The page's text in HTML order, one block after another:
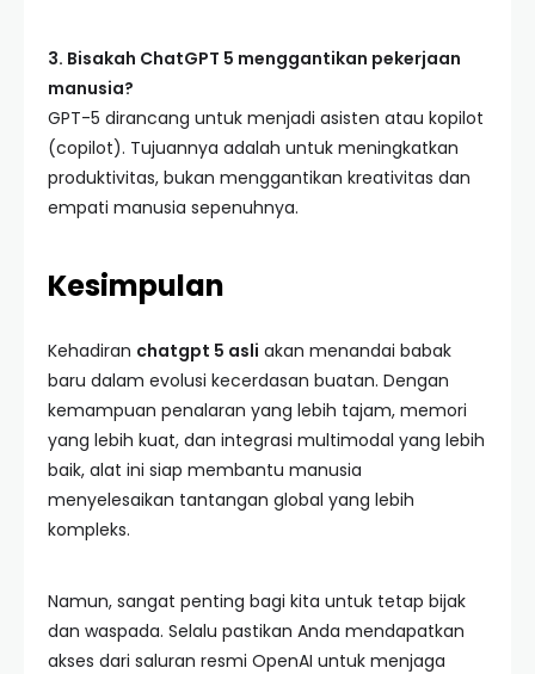
3. Bisakah ChatGPT 5 menggantikan pekerjaan
manusia?
GPT-5 dirancang untuk menjadi asisten atau kopilot
(copilot). Tujuannya adalah untuk meningkatkan
produktivitas, bukan menggantikan kreativitas dan
empati manusia sepenuhnya.
Kesimpulan
Kehadiran chatgpt 5 asli akan menandai babak
baru dalam evolusi kecerdasan buatan. Dengan
kemampuan penalaran yang lebih tajam, memori
yang lebih kuat, dan integrasi multimodal yang lebih
baik, alat ini siap membantu manusia
menyelesaikan tantangan global yang lebih
kompleks.
Namun, sangat penting bagi kita untuk tetap bijak
dan waspada. Selalu pastikan Anda mendapatkan
akses dari saluran resmi OpenAI untuk menjaga